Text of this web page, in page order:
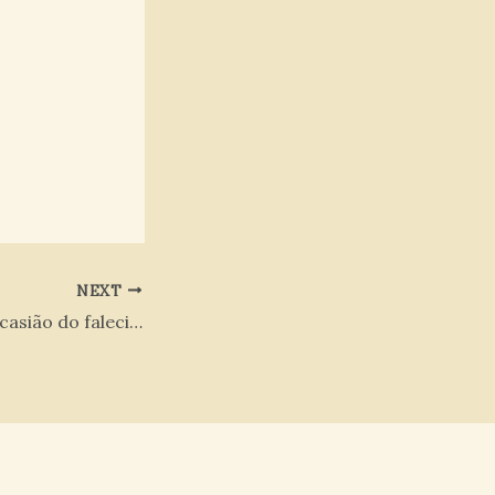
NEXT
Mensagem por Ocasião do falecimento do sr. Arimateas